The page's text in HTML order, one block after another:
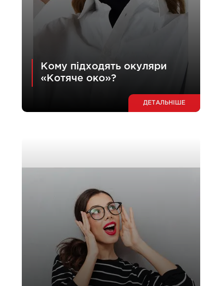
Кому підходять окуляри
«Котяче око»?
ДЕТАЛЬНІШЕ